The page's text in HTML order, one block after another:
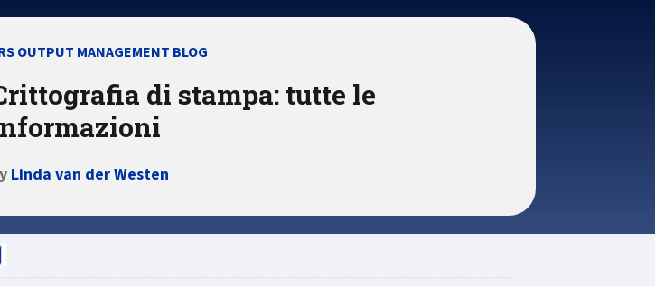
OUTPUT MANAGEMENT BLOG
di stampa: tutte le
Linda van der Westen